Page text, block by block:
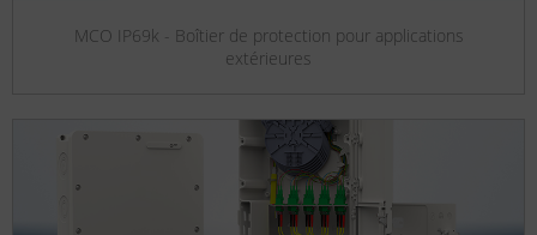
MCO IP69k - Boîtier de protection pour applications
extérieures